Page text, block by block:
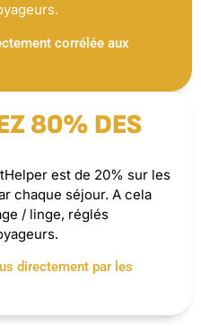
corrélée aux
80% DES
est de 20% sur les
chaque séjour. A cela
/ linge, réglés
directement par les